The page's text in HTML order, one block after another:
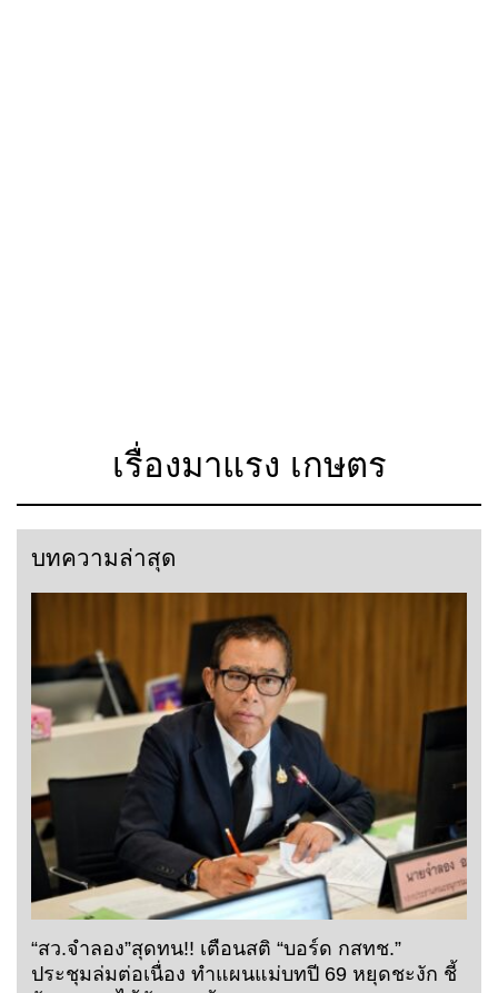
เรื่องมาแรง เกษตร
บทความล่าสุด
“สว.จำลอง”สุดทน!! เตือนสติ “บอร์ด กสทช.”
ประชุมล่มต่อเนื่อง ทำแผนแม่บทปี 69 หยุดชะงัก ชี้